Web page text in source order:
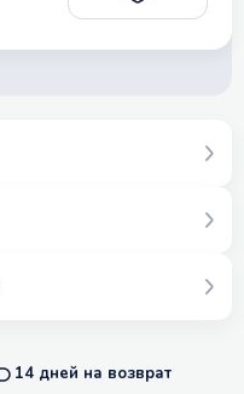
14 дней на возврат